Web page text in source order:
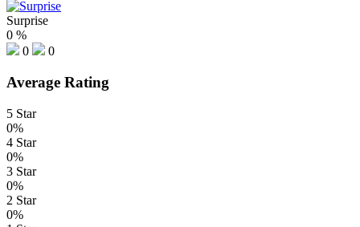
Surprise
0 %
0
0
Average Rating
5 Star
0%
4 Star
0%
3 Star
0%
2 Star
0%